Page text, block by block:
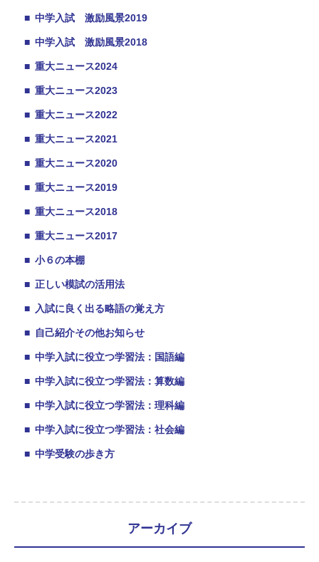
■ 中学入試 激励風景2019
■ 中学入試 激励風景2018
■ 重大ニュース2024
■ 重大ニュース2023
■ 重大ニュース2022
■ 重大ニュース2021
■ 重大ニュース2020
■ 重大ニュース2019
■ 重大ニュース2018
■ 重大ニュース2017
■ 小６の本棚
■ 正しい模試の活用法
■ 入試に良く出る略語の覚え方
■ 自己紹介その他お知らせ
■ 中学入試に役立つ学習法：国語編
■ 中学入試に役立つ学習法：算数編
■ 中学入試に役立つ学習法：理科編
■ 中学入試に役立つ学習法：社会編
■ 中学受験の歩き方
アーカイブ